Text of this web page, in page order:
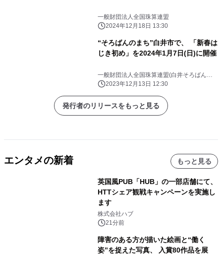
一般財団法人全国珠算連盟
2024年12月18日 13:30
“そろばんのまち”白井市で、 「新春は
じき初め」を2024年1月7日(日)に開催
一般財団法人全国珠算連盟(白井そろばん博
物館)2023年12月13日 12:30
発行者のリリースをもっと見る
エンタメの新着 もっと見る
英国風PUB「HUB」の一部店舗にて、
HTTシェア観戦キャンペーンを実施し
ます
株式会社ハブ
21分前
障害のある方が描いた絵画と“働く
姿”を捉えた写真、 入賞80作品を展